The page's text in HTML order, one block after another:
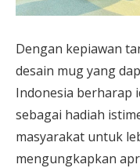
Dengan kepiawan
desain mug yang
Indonesia berharap
sebagai hadiah
masyarakat untuk
mengungkapkan